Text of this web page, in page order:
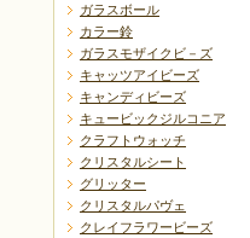
ガラスボール
カラー鈴
ガラスモザイクビ－ズ
キャッツアイビーズ
キャンディビーズ
キュービックジルコニア
クラフトウォッチ
クリスタルシート
グリッター
クリスタルパヴェ
クレイフラワービーズ